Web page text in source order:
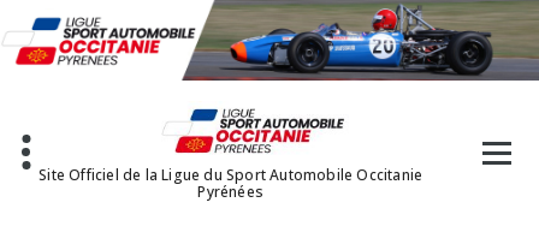
au
contenu
Site Officiel de la Ligue du Sport Automobile Occitanie
Pyrénées